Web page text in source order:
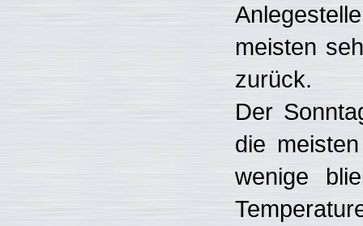
meisten
zurück.
Der
die
wenige